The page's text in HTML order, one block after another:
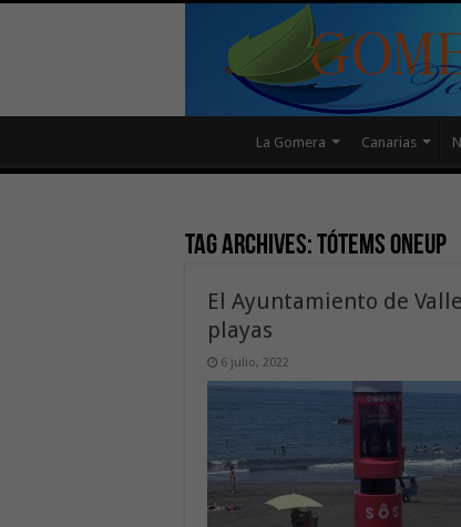
La Gomera Canarias
Tag Archives:Tótems OneUP
El Ayuntamiento de
playas
6 julio, 2022